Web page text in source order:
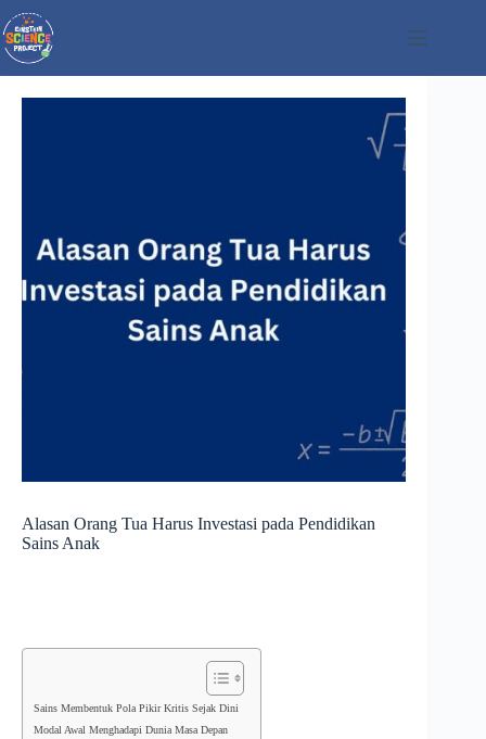
Alasan Orang Tua Harus Investasi pada Pendidikan
Sains Anak
Sains Membentuk Pola Pikir Kritis Sejak Dini
Modal Awal Menghadapi Dunia Masa Depan